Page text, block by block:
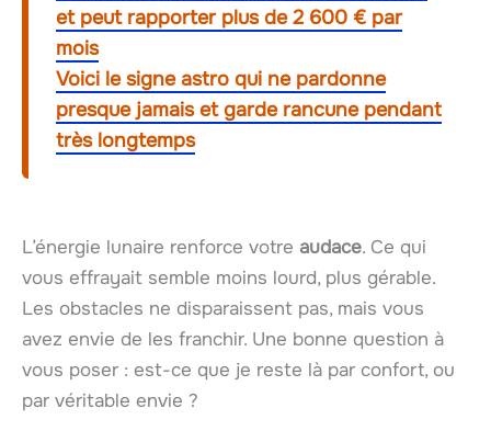
et peut rapporter plus de 2 600 € par
mois
Voici le signe astro qui ne pardonne
presque jamais et garde rancune pendant
très longtemps
L’énergie lunaire renforce votre audace. Ce qui
vous effrayait semble moins lourd, plus gérable.
Les obstacles ne disparaissent pas, mais vous
avez envie de les franchir. Une bonne question à
vous poser : est-ce que je reste là par confort, ou
par véritable envie ?